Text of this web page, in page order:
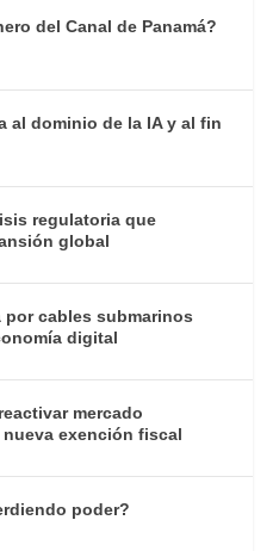
del Canal de Panamá?
al dominio de la IA y al fin
regulatoria que
global
por cables submarinos
digital
mercado
exención fiscal
poder?